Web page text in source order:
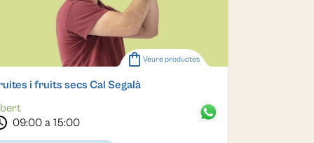
shopping_bag Veure productes
i fruits secs Cal Segalà
09:00 a 15:00